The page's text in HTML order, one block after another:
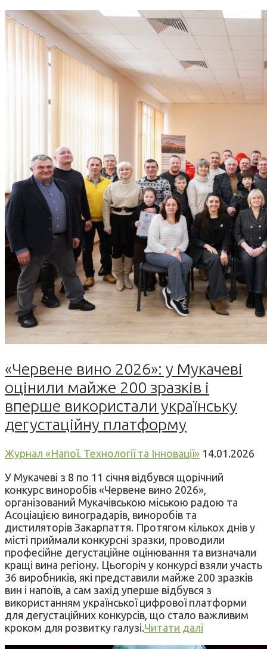
«Червене вино 2026»: у Мукачеві
оцінили майже 200 зразків і
вперше використали українську
дегустаційну платформу
Журнал «Напої. Технології та Інновації» 14.01.2026
У Мукачеві з 8 по 11 січня відбувся щорічний
конкурс виноробів «Червене вино 2026»,
організований Мукачівською міською радою та
Асоціацією виноградарів, виноробів та
дистиляторів Закарпаття. Протягом кількох днів у
місті приймали конкурсні зразки, проводили
професійне дегустаційне оцінювання та визначали
кращі вина регіону. Цьогоріч у конкурсі взяли участь
36 виробників, які представили майже 200 зразків
вин і напоїв, а сам захід уперше відбувся з
використанням української цифрової платформи
для дегустаційних конкурсів, що стало важливим
кроком для розвитку галузі.Читати далі